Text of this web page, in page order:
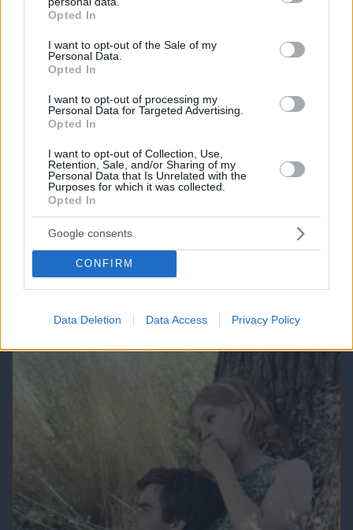
grant or deny consent to Google and its third-party tags to
use your data for below specified purposes in below Google
consent section.
Opted In
I want to opt-out of the Sale of my
Personal Data.
Opted In
I want to opt-out of processing my
Personal Data for Targeted Advertising.
Opted In
I want to opt-out of Collection, Use,
Retention, Sale, and/or Sharing of my
Personal Data that Is Unrelated with the
Purposes for which it was collected.
Opted In
Google consents
CONFIRM
Data Deletion Data Access Privacy Policy
Ξεκίνησε η προπώληση εισιτηρίων για τη
μεγαλύτερη έκθεση αυτοκινήτου της Ευρώπης
05.08.2026, 13:51